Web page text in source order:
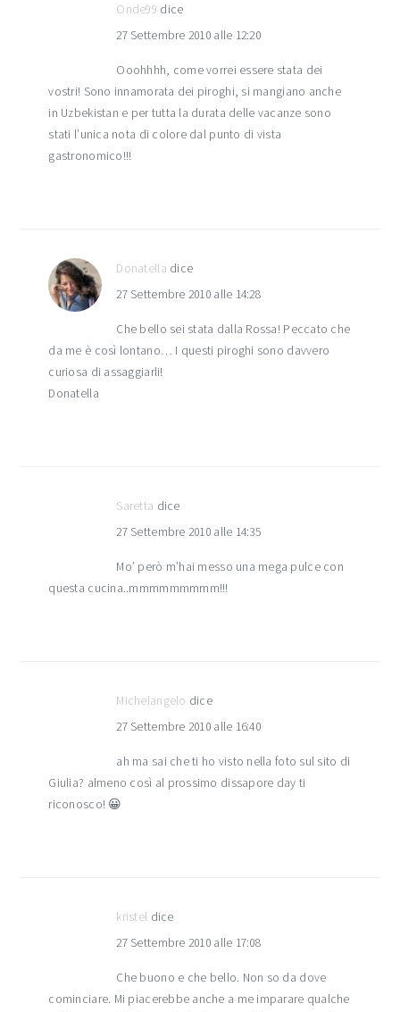
Onde99 dice
27 Settembre 2010 alle 12:20
Ooohhhh, come vorrei essere stata dei
vostri! Sono innamorata dei piroghi, si mangiano anche
in Uzbekistan e per tutta la durata delle vacanze sono
stati l’unica nota di colore dal punto di vista
gastronomico!!!
Donatella dice
27 Settembre 2010 alle 14:28
Che bello sei stata dalla Rossa! Peccato che
da me è così lontano… I questi piroghi sono davvero
curiosa di assaggiarli!
Donatella
Saretta dice
27 Settembre 2010 alle 14:35
Mo’ però m’hai messo una mega pulce con
questa cucina..mmmmmmmmm!!!
Michelangelo dice
27 Settembre 2010 alle 16:40
ah ma sai che ti ho visto nella foto sul sito di
Giulia? almeno così al prossimo dissapore day ti
riconosco! 😀
kristel dice
27 Settembre 2010 alle 17:08
Che buono e che bello. Non so da dove
cominciare. Mi piacerebbe anche a me imparare qualche